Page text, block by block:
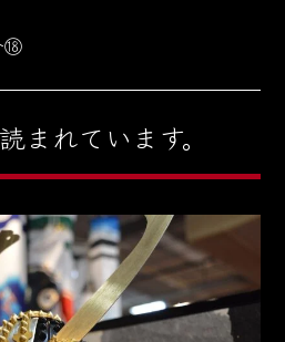
⑱
まれています。